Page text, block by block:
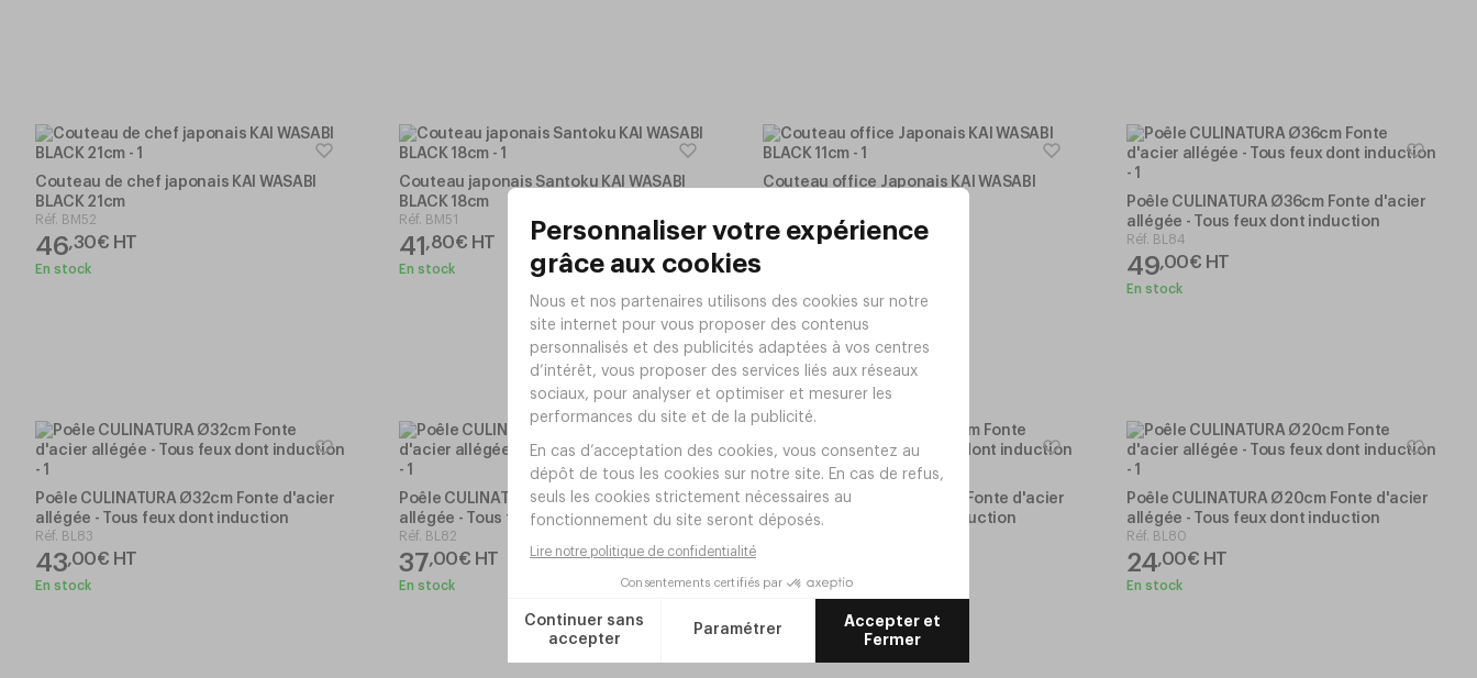
Couteau de chef japonais KAI WASABI
BLACK 21cm
Réf. BM52
46,30€ HT
En stock
Couteau japonais Santoku KAI WASABI
BLACK 18cm
Réf. BM51
41,80€ HT
En stock
Couteau office Japonais KAI WASABI
36,40€ HT
Poêle CULINATURA Ø36cm Fonte d'acier
allégée - Tous feux dont induction
Réf. BL84
49,00€ HT
En stock
Poêle CULINATURA Ø32cm Fonte d'acier
allégée - Tous feux dont induction
Réf. BL83
43,00€ HT
En stock
Poêle CULINATURA Ø28cm Fonte d'acier
allégée - Tous feux dont induction
Réf. BL82
37,00€ HT
En stock
Poêle CULINATURA Ø24cm Fonte d'acier
allégée - Tous feux dont induction
En stock
Poêle CULINATURA Ø20cm Fonte d'acier
allégée - Tous feux dont induction
Réf. BL80
24,00€ HT
En stock